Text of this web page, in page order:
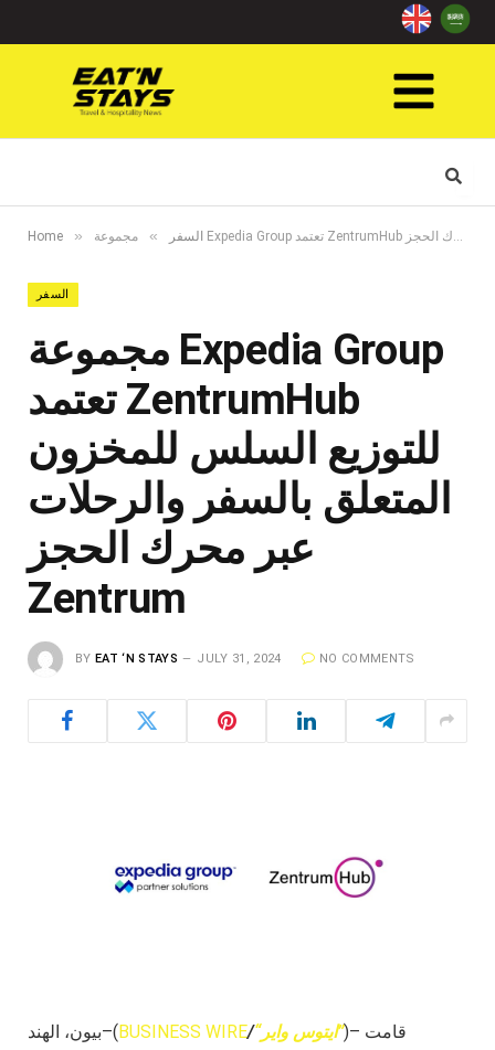
Home » السفر »
السفر
مجموعة Expedia Group
تعتمد ZentrumHub
للتوزيع السلس للمخزون
المتعلق بالسفر والرحلات
عبر محرك الحجز
Zentrum
BY EAT ‘N STAYS JULY 31, 2024 NO COMMENTS
بيون، الهند–(BUSINESS WIRE/ “ايتوس واير”)– قامت